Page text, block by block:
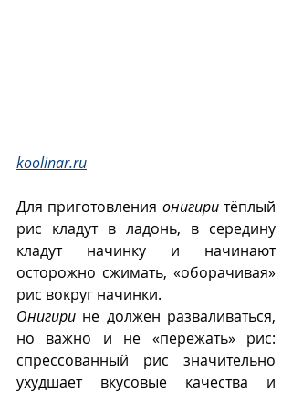
koolinar.ru
Для приготовления онигири тёплый
рис кладут в ладонь, в середину
кладут начинку и начинают
осторожно сжимать, «оборачивая»
рис вокруг начинки.
Онигири не должен разваливаться,
но важно и не «пережать» рис:
спрессованный рис значительно
ухудшает вкусовые качества и